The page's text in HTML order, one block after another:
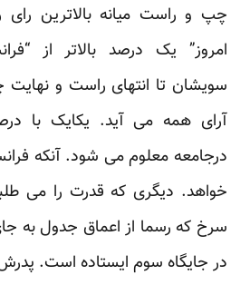
چپ و راست میانه بالاترین رای
امروز” یک درصد بالاتر از
سویشان تا انتهای راست و
آرای همه می آید. یکایک با
درجامعه معلوم می شود. آنکه
خواهد. دیگری که قدرت را می
سرخ که رسما از اعماق جدول به
در جایگاه سوم ایستاده است.